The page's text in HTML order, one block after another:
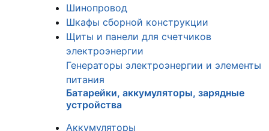
Шинопровод
Шкафы сборной конструкции
Щиты и панели для счетчиков
электроэнергии
Генераторы электроэнергии и элементы
питания
Батарейки, аккумуляторы, зарядные
устройства
Аккумуляторы